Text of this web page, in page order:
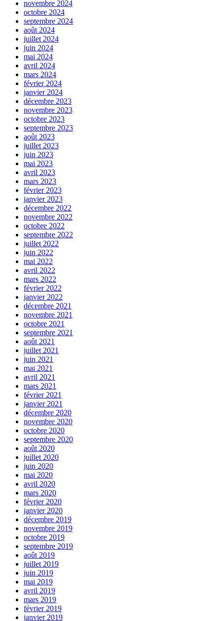
novembre 2024
octobre 2024
septembre 2024
août 2024
juillet 2024
juin 2024
mai 2024
avril 2024
mars 2024
février 2024
janvier 2024
décembre 2023
novembre 2023
octobre 2023
septembre 2023
août 2023
juillet 2023
juin 2023
mai 2023
avril 2023
mars 2023
février 2023
janvier 2023
décembre 2022
novembre 2022
octobre 2022
septembre 2022
juillet 2022
juin 2022
mai 2022
avril 2022
mars 2022
février 2022
janvier 2022
décembre 2021
novembre 2021
octobre 2021
septembre 2021
août 2021
juillet 2021
juin 2021
mai 2021
avril 2021
mars 2021
février 2021
janvier 2021
décembre 2020
novembre 2020
octobre 2020
septembre 2020
août 2020
juillet 2020
juin 2020
mai 2020
avril 2020
mars 2020
février 2020
janvier 2020
décembre 2019
novembre 2019
octobre 2019
septembre 2019
août 2019
juillet 2019
juin 2019
mai 2019
avril 2019
mars 2019
février 2019
janvier 2019